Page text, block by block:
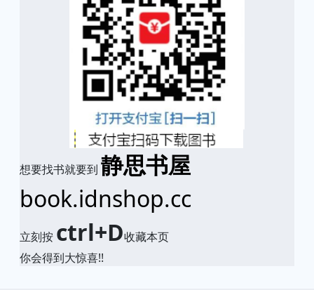
想要找书就要到 静思书屋
book.idnshop.cc
立刻按 ctrl+D收藏本页
你会得到大惊喜!!